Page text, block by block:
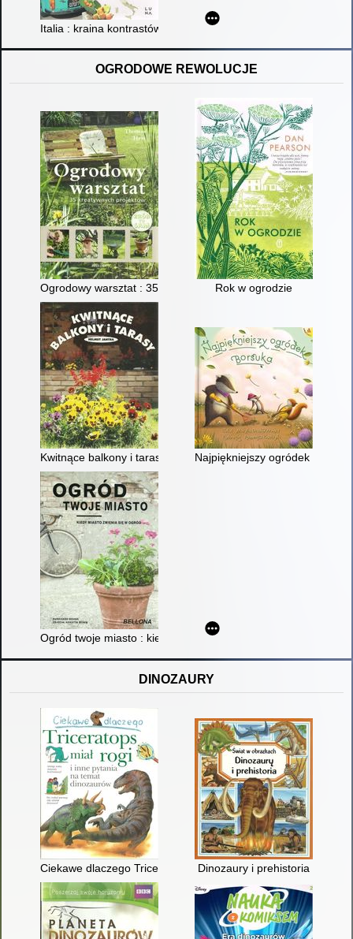
Italia : kraina kontrastów i różnorodności : Włochy Południowe
OGRODOWE REWOLUCJE
Ogrodowy warsztat : 35 kreatywnych projektów
Rok w ogrodzie
Kwitnące balkony i tarasy Najpiękniejszy ogródek
Ogród twoje miasto : kiedy miasto zmieni się w ogród
DINOZAURY
Ciekawe dlaczego Triceratops miał rogi i inne pytania na
Dinozaury i prehistoria